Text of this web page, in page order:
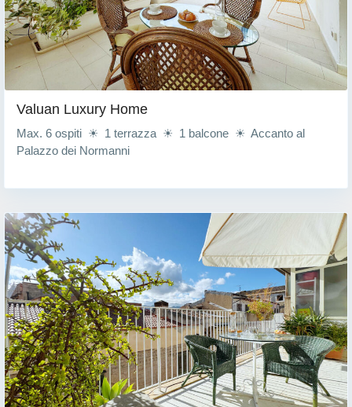
Valuan Luxury Home
Max. 6 ospiti ☀ 1 terrazza ☀ 1 balcone ☀ Accanto al
Palazzo dei Normanni